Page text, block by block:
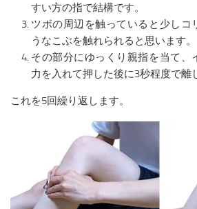
すい方の指で結構です。
ツボの周辺を触っていると少しコ
うなこぶを触れられると思います。
その部分にゆっくり親指を当て、
力を入れて押した後に3秒程度で離
これを5回繰り返します。